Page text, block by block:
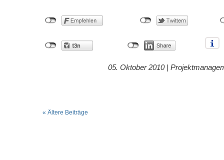
05. Oktober 2010 |
« Ältere Beiträge